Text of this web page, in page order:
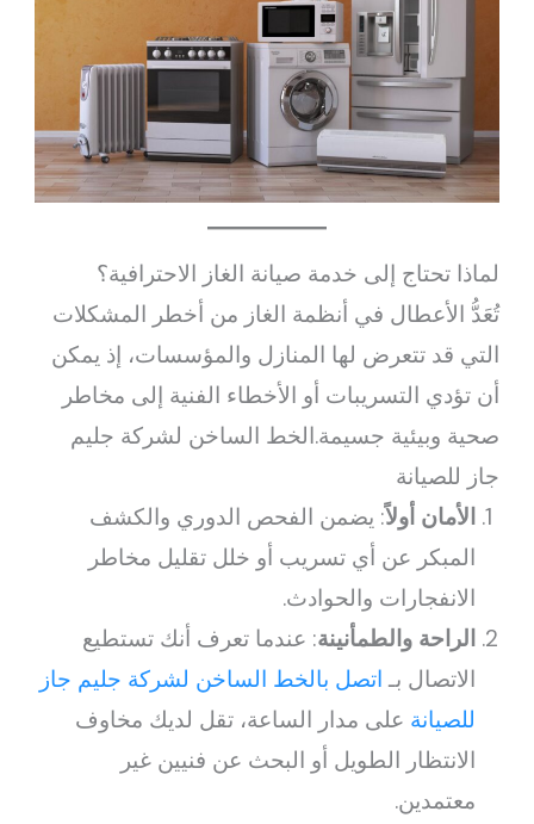
لماذا تحتاج إلى خدمة صيانة الغاز الاحترافية؟
تُعَدُّ الأعطال في أنظمة الغاز من أخطر المشكلات
التي قد تتعرض لها المنازل والمؤسسات، إذ يمكن
أن تؤدي التسريبات أو الأخطاء الفنية إلى مخاطر
صحية وبيئية جسيمة.الخط الساخن لشركة جليم
جاز للصيانة
الأمان أولاً: يضمن الفحص الدوري والكشف
المبكر عن أي تسريب أو خلل تقليل مخاطر
الانفجارات والحوادث.
الراحة والطمأنينة: عندما تعرف أنك تستطيع
الاتصال بـ اتصل بالخط الساخن لشركة جليم جاز
للصيانة على مدار الساعة، تقل لديك مخاوف
الانتظار الطويل أو البحث عن فنيين غير
معتمدين.